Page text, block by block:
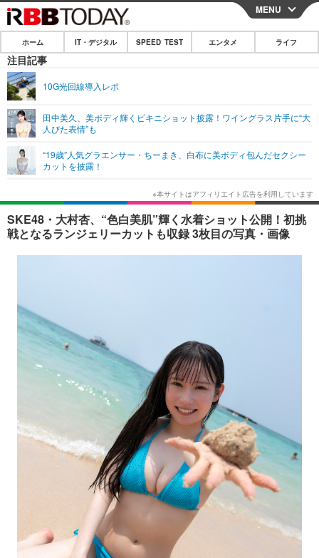
CLOSE
ホーム
IT・デジタル
ネタ
ショッピング その他
SPEED TEST
エンタメ
エンタメTOP
韓国・芸能
音楽 スポーツ
ライフ
ライフTOP グルメ
ペット ショッピング
その他
リリース一覧
プッシュ通知の停止方法
MENU
ホーム IT・デジタル SPEED TEST エンタメ ライフ
注目記事
10G光回線導入レポ
田中美久、美ボディ輝くビキニショット披露！ワイングラス片手に“大
人びた表情”も
“19歳”人気グラエンサー・ちーまき、白布に美ボディ包んだセクシー
カットを披露！
SKE48・大村杏、“色白美肌”輝く水着ショット公開！初挑
戦となるランジェリーカットも収録 3枚目の写真・画像